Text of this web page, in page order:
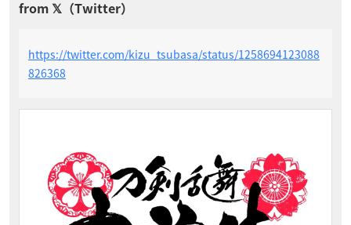
https://twitter.com/kizu_tsubasa/status/1258694123088
826368